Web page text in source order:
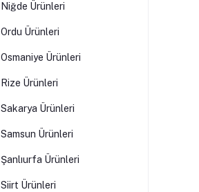
Niğde Ürünleri
Ordu Ürünleri
Osmaniye Ürünleri
Rize Ürünleri
Sakarya Ürünleri
Samsun Ürünleri
Şanlıurfa Ürünleri
Siirt Ürünleri